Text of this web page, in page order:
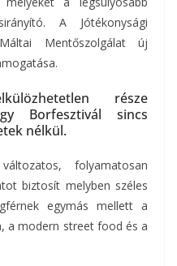
A Jótékonysági
Mentőszolgálat új
része
Borfesztivál sincs
nélkül.
folyamatosan
biztosít melyben széles
egymás mellett a
a modern street food és a